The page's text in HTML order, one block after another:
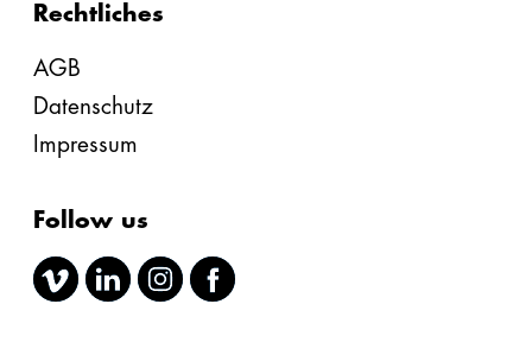
Rechtliches
AGB
Datenschutz
Impressum
Follow us